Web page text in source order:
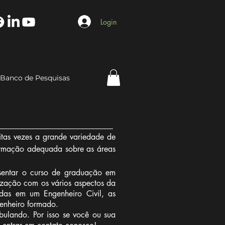
Login
Banco de Pesquisas
vezes a grande variedade de
adequada sobre as áreas
o curso de graduação em
com os vários aspectos da
em um Engenheiro Civil, as
formado.
Por isso se você ou sua